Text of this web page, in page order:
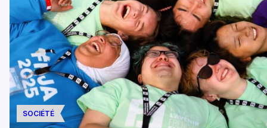
SOCIÉTÉ